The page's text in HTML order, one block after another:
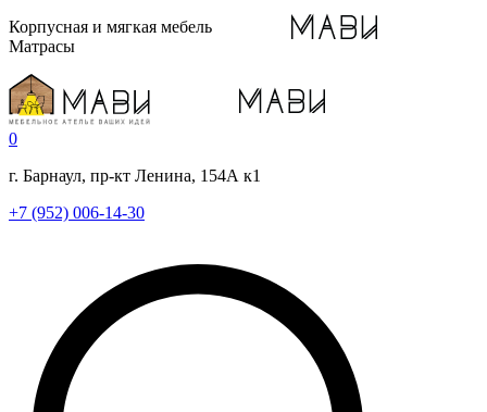
Корпусная и мягкая мебель
Матрасы
0
г. Барнаул, пр-кт Ленина, 154А к1
+7 (952) 006-14-30